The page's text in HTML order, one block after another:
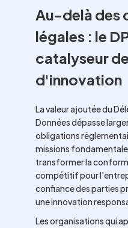
Au-delà des
légales : le
catalyseur
d'innovation
La valeur ajoutée du
Données dépasse
obligations
missions
transformer la
compétitif pour
confiance des parties
une innovation
Les organisations qui